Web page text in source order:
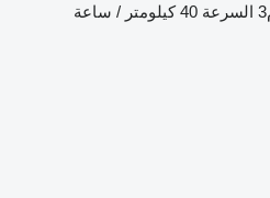
السرعة 40 كيلومتر / ساعة